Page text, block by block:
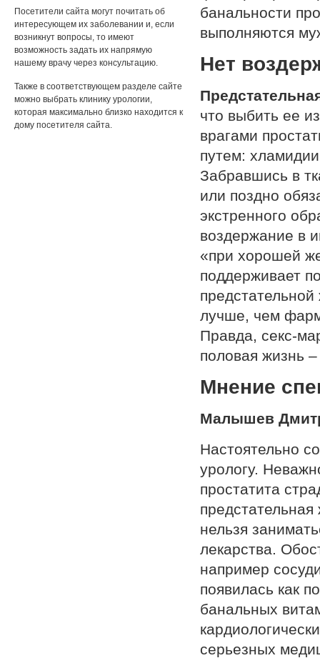
Посетители сайта могут почитать об
интересующем их заболевании и, если
возникнут вопросы, то имеют
возможность задать их напрямую
нашему врачу через консультацию.
Также в соответствующем разделе сайте
можно выбрать клинику урологии,
которая максимально близко находится к
дому посетителя сайта.
банальности
выполняются
Нет
что выбить ее
врагами
путем:
Забравшись в
или поздно
экстренного
воздержание в
«при хорошей
поддерживает
лучше, чем
Правда, секс-
половая жизнь
Мнение
Малышев
Настоятельно
урологу.
простатита
нельзя
лекарства.
например
появилась как
банальных
серьезных